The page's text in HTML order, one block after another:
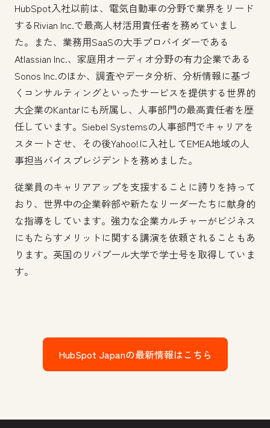
HubSpot入社以前は、電気自動車の分野で業界をリード
するRivian Inc.で最高人材活用責任者を務めていまし
た。また、業務用SaaSの大手プロバイダーである
Atlassian Inc.、家庭用オーディオ分野の有力企業である
Sonos Inc.のほか、調査やデータ分析、分析情報に基づ
くコンサルティングといったサービスを提供する世界的
大企業のKantarにも所属し、人事部門の最高責任者を歴
任しています。Siebel Systemsの人事部門でキャリアを
スタートさせ、その後Yahoo!に入社してEMEA地域の人
事担当バイスプレジデントを務めました。
従業員のキャリアアップを支援することに誇りを持って
おり、世界中の企業幹部や新たなリーダーたちに献身的
な指導をしています。強力な企業カルチャーがビジネス
にもたらすメリットに関する講演を依頼されることもあ
ります。英国のリバプール大学で学士号を取得していま
す。
HubSpot Japanの最新情報はこちら